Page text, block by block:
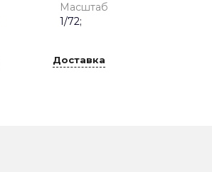
Масштаб
1/72;
Доставка